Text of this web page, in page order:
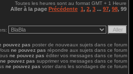
Toutes les heures sont au format GMT + 1 Heure
Aller à la page Précédente 1, 2, 3 ... 97, 98, 99
pouvez pas poster de nouveaux sujets dans ce forum
ne pouvez pas répondre aux sujets dans ce forum
ne pouvez pas éditer vos messages dans ce forum
ne pouvez pas supprimer vos messages dans ce forum
ne pouvez pas voter dans les sondages de ce forum